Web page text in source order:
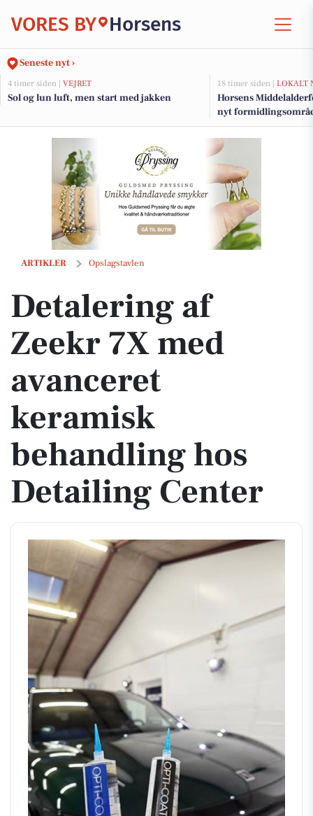
VORES BY Horsens
Seneste nyt ›
4 timer siden | VEJRET
Sol og lun luft, men start med jakken
18 timer siden | LOKALT
Horsens
nyt
millionstøtte fra
ARTIKLER Opslagstavlen
Detalering af Zeekr 7X med avanceret keramisk behandling hos
Detalering af
Zeekr 7X med
avanceret
keramisk
behandling hos
Detailing Center